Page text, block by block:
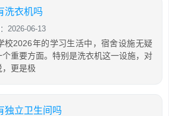
洗衣机吗
2026-06-13
校2026年的学习生活中，宿舍设施无疑
重要方面。特别是洗衣机这一设施，对
更是极
独立卫生间吗